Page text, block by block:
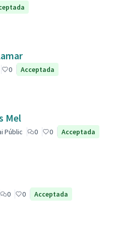
0 Acceptada
Mel
Públic 0 0 Acceptada
0 0 Acceptada